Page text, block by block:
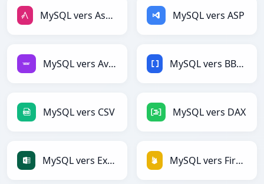
MySQL vers AsciiDoc MySQL vers ASP
MySQL vers Avro MySQL vers BBCode
MySQL vers CSV MySQL vers DAX
MySQL vers Excel MySQL vers Firebase